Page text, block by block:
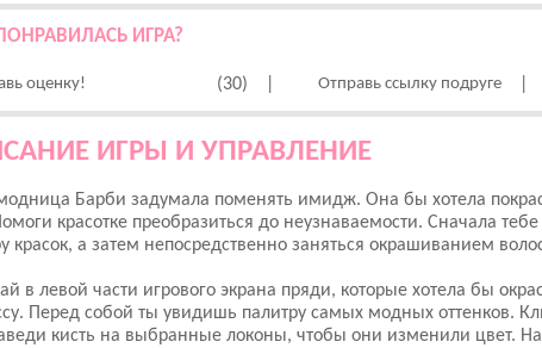
ИГРА?
оценку! (30) Отправь ссылку подруге
ИГРЫ И УПРАВЛЕНИЕ
Барби задумала поменять имидж. Она бы хотела
красотке преобразиться до неузнаваемости. Сначала
красок, а затем непосредственно заняться окрашиванием
в левой части игрового экрана пряди, которые хотела бы
Перед собой ты увидишь палитру самых модных оттенков.
кисть на выбранные локоны, чтобы они изменили цвет.